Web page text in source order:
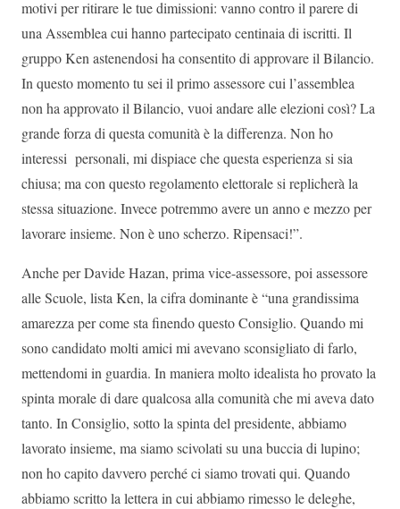
motivi per ritirare le tue dimissioni: vanno contro il parere di
una Assemblea cui hanno partecipato centinaia di iscritti. Il
gruppo Ken astenendosi ha consentito di approvare il Bilancio.
In questo momento tu sei il primo assessore cui l’assemblea
non ha approvato il Bilancio, vuoi andare alle elezioni così? La
grande forza di questa comunità è la differenza. Non ho
interessi personali, mi dispiace che questa esperienza si sia
chiusa; ma con questo regolamento elettorale si replicherà la
stessa situazione. Invece potremmo avere un anno e mezzo per
lavorare insieme. Non è uno scherzo. Ripensaci!”.
Anche per Davide Hazan, prima vice-assessore, poi assessore
alle Scuole, lista Ken, la cifra dominante è “una grandissima
amarezza per come sta finendo questo Consiglio. Quando mi
sono candidato molti amici mi avevano sconsigliato di farlo,
mettendomi in guardia. In maniera molto idealista ho provato la
spinta morale di dare qualcosa alla comunità che mi aveva dato
tanto. In Consiglio, sotto la spinta del presidente, abbiamo
lavorato insieme, ma siamo scivolati su una buccia di lupino;
non ho capito davvero perché ci siamo trovati qui. Quando
abbiamo scritto la lettera in cui abbiamo rimesso le deleghe,